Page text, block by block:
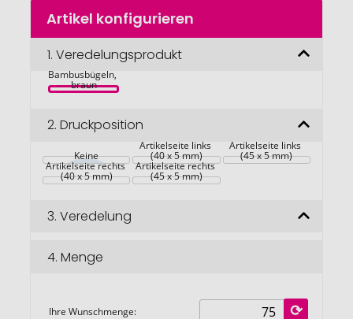
Zum
Anfang
Bildgalerie
springen
Artikel konfigurieren
1. Veredelungsprodukt
aus RCS rec.
Bambusbügeln,
braun
2. Druckposition
Keine
Artikelseite links
(40 x 5 mm)
Artikelseite links
(45 x 5 mm)
Artikelseite rechts
(40 x 5 mm)
Artikelseite rechts
(45 x 5 mm)
3. Veredelung
4. Menge
Ihre Wunschmenge: